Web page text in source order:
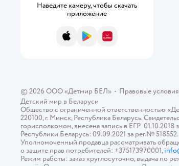
Наведите камеру, чтобы скачать
приложение
App StoreGoogle PlayAppGallery
© 2026 ООО «Детмир БЕЛ» • Правовые
Детский мир в Беларуси
Общество с ограниченной ответственностью
220100, г. Минск, Республика Беларусь.
горисполкомом, внесена запись в ЕГР 01.10.2018
Республики Беларусь: 09.09.2021 за рег.№ 518552.
Уполномоченный продавца рассматривать
о защите прав потребителей: +375173970001,
Режим работы: заказ круглосуточно, выдача по